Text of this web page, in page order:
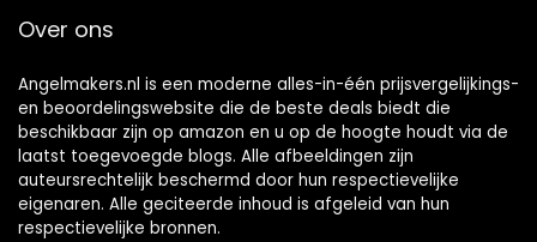
Over ons
Angelmakers.nl is een moderne alles-in-één prijsvergelijkings-
en beoordelingswebsite die de beste deals biedt die
beschikbaar zijn op amazon en u op de hoogte houdt via de
laatst toegevoegde blogs. Alle afbeeldingen zijn
auteursrechtelijk beschermd door hun respectievelijke
eigenaren. Alle geciteerde inhoud is afgeleid van hun
respectievelijke bronnen.